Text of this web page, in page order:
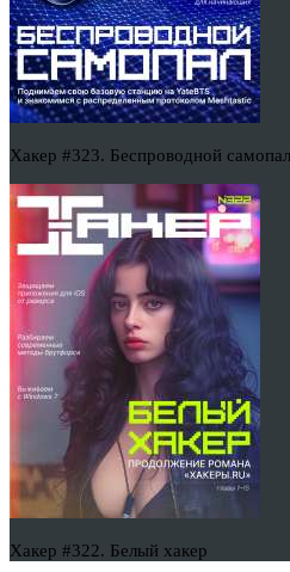
Хакер #323. Беспроводной самопал
Хакер #322. Белый хакер